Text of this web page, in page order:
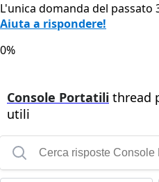
L'unica domanda del passato
Aiuta a rispondere!
0%
Console Portatili thread
utili